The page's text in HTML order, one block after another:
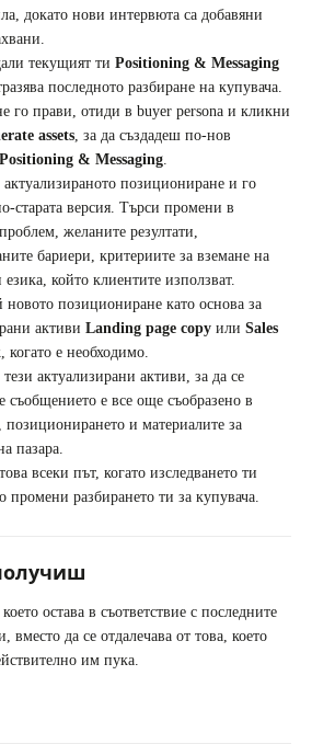
докато нови интервюта са добавяни
текущият ти Positioning & Messaging
последното разбиране на купувача.
го прави, отиди в buyer persona и кликни
assets , за да създадеш по-нов
Positioning & Messaging
актуализираното позициониране и го
старата версия. Търси промени в
желаните резултати,
бариери, критериите за вземане на
който клиентите използват.
новото позициониране като основа за
активи Landing page copy или Sales
, когато е необходимо.
актуализирани активи, за да се
съобщението е все още съобразено в
позиционирането и материалите за
пазара.
всеки път, когато изследването ти
промени разбирането ти за купувача.
остава в съответствие с последните
вместо да се отдалечава от това, което
им пука.